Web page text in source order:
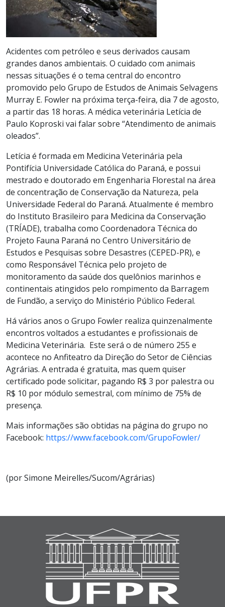
Acidentes com petróleo e seus derivados causam
grandes danos ambientais. O cuidado com animais
nessas situações é o tema central do encontro
promovido pelo Grupo de Estudos de Animais Selvagens
Murray E. Fowler na próxima terça-feira, dia 7 de agosto,
a partir das 18 horas. A médica veterinária Letícia de
Paulo Koproski vai falar sobre “Atendimento de animais
oleados”.
Letícia é formada em Medicina Veterinária pela
Pontifícia Universidade Católica do Paraná, e possui
mestrado e doutorado em Engenharia Florestal na área
de concentração de Conservação da Natureza, pela
Universidade Federal do Paraná. Atualmente é membro
do Instituto Brasileiro para Medicina da Conservação
(TRÍADE), trabalha como Coordenadora Técnica do
Projeto Fauna Paraná no Centro Universitário de
Estudos e Pesquisas sobre Desastres (CEPED-PR), e
como Responsável Técnica pelo projeto de
monitoramento da saúde dos quelônios marinhos e
continentais atingidos pelo rompimento da Barragem
de Fundão, a serviço do Ministério Público Federal.
Há vários anos o Grupo Fowler realiza quinzenalmente
encontros voltados a estudantes e profissionais de
Medicina Veterinária. Este será o de número 255 e
acontece no Anfiteatro da Direção do Setor de Ciências
Agrárias. A entrada é gratuita, mas quem quiser
certificado pode solicitar, pagando R$ 3 por palestra ou
R$ 10 por módulo semestral, com mínimo de 75% de
presença.
Mais informações são obtidas na página do grupo no
Facebook: https://www.facebook.com/GrupoFowler/
(por Simone Meirelles/Sucom/Agrárias)